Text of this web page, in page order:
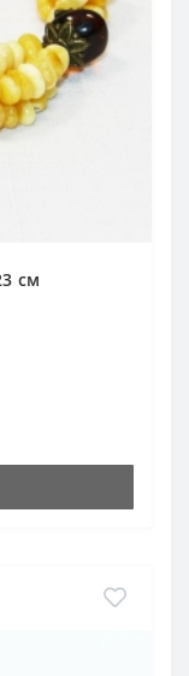
верили все
шею кормилицам
оно приносило
глаза". Янтарь
которым тоже
свойствами — его
железы,
меди.
кислота,
стимулятором
улучшает
способствует
в крови при
см